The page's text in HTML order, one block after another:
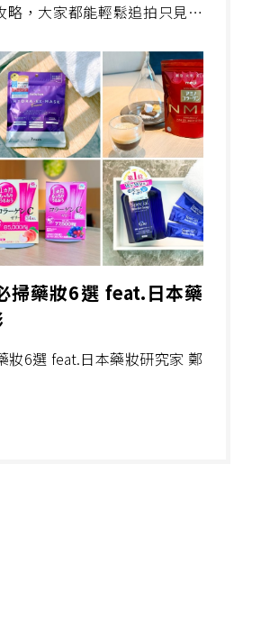
略，大家都能輕鬆追拍只見線
掃藥妝6選 feat.日本藥
妝6選 feat.日本藥妝研究家 鄭